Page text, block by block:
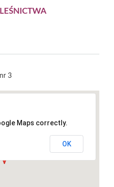
3
Maps correctly.
OK